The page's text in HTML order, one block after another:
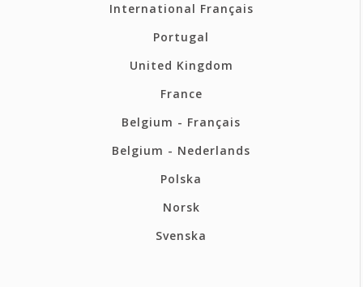
International Français
Portugal
United Kingdom
France
Belgium - Français
Belgium - Nederlands
Polska
Norsk
Svenska